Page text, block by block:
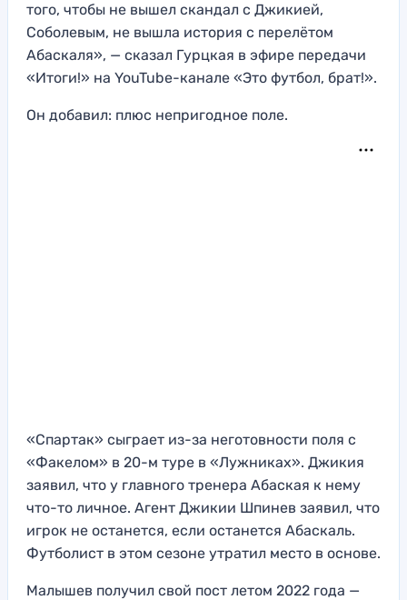
того, чтобы не вышел скандал с Джикией,
Соболевым, не вышла история с перелётом
Абаскаля», — сказал Гурцкая в эфире передачи
«Итоги!» на YouTube-канале «Это футбол, брат!».
Он добавил: плюс непригодное поле.
«Спартак» сыграет из-за неготовности поля с
«Факелом» в 20-м туре в «Лужниках». Джикия
заявил, что у главного тренера Абаская к нему
что-то личное. Агент Джикии Шпинев заявил, что
игрок не останется, если останется Абаскаль.
Футболист в этом сезоне утратил место в основе.
Малышев получил свой пост летом 2022 года —